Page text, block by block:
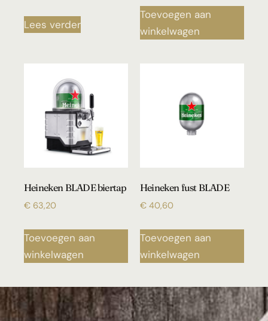
Lees verder
Toevoegen aan
winkelwagen
Heineken BLADE biertap
€ 63,20
Toevoegen aan
winkelwagen
Heineken fust BLADE
€ 40,60
Toevoegen aan
winkelwagen